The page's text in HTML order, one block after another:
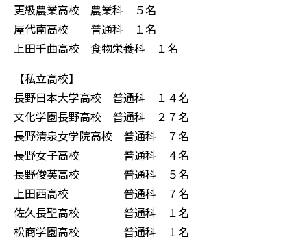
更級農業高校 農業科 ５名
屋代南高校 普通科 １名
上田千曲高校 食物栄養科 １名
【私立高校】
長野日本大学高校 普通科 １４名
文化学園長野高校 普通科 ２７名
長野清泉女学院高校 普通科 ７名
長野女子高校 普通科 ４名
長野俊英高校 普通科 ５名
上田西高校 普通科 ７名
佐久長聖高校 普通科 １名
松商学園高校 普通科 １名